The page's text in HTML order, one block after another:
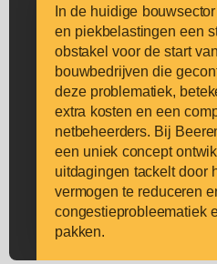
In de huidige
en piekbelastingen een
obstakel voor de start
bouwbedrijven die
deze problematiek,
extra kosten en een
netbeheerders. Bij
een uniek concept
uitdagingen tackelt door
vermogen te reduceren
congestieprobleematiek
pakken.